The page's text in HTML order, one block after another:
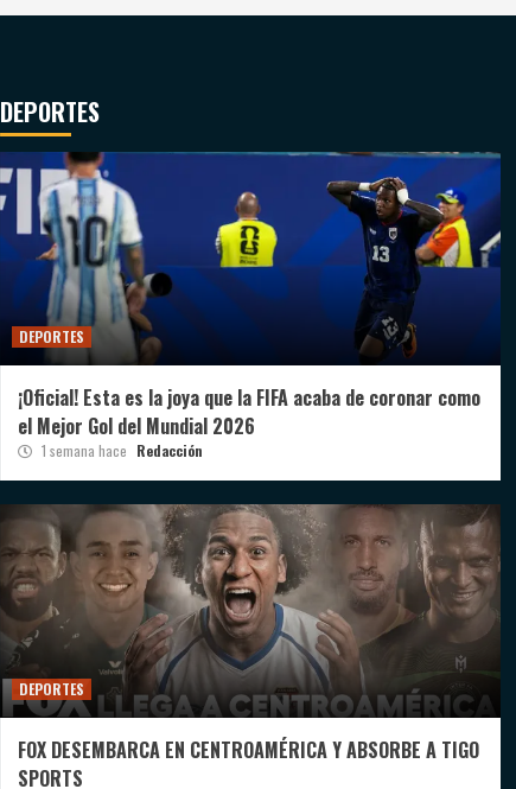
DEPORTES
DEPORTES
¡Oficial! Esta es la joya que la FIFA acaba de coronar como
el Mejor Gol del Mundial 2026
1 semana hace Redacción
DEPORTES
FOX DESEMBARCA EN CENTROAMÉRICA Y ABSORBE A TIGO
SPORTS